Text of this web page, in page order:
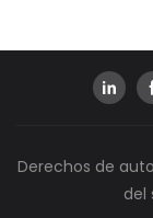
Derechos de
del